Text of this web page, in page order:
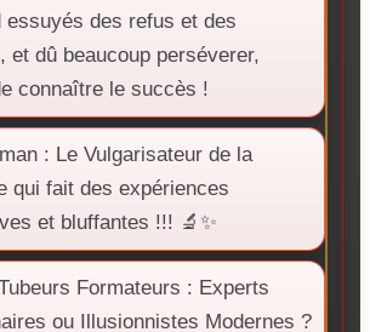
essuyés des refus et des
et dû beaucoup perséverer,
connaître le succès !
: Le Vulgarisateur de la
qui fait des expériences
et bluffantes !!! 🔬✨
Formateurs : Experts
ou Illusionnistes Modernes ?